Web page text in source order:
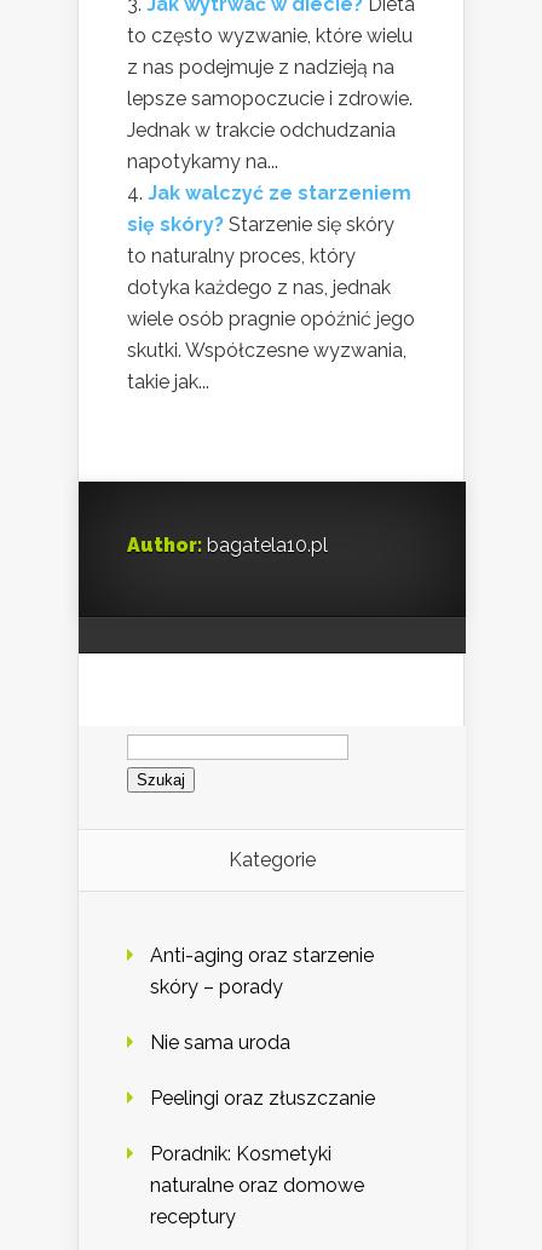
to często wyzwanie, które wielu
z nas podejmuje z nadzieją na
lepsze samopoczucie i zdrowie.
Jednak w trakcie odchudzania
napotykamy na...
Jak walczyć ze starzeniem
się skóry? Starzenie się skóry
to naturalny proces, który
dotyka każdego z nas, jednak
wiele osób pragnie opóźnić jego
skutki. Współczesne wyzwania,
takie jak...
Author: bagatela10.pl
Szukaj:
Kategorie
Anti-aging oraz starzenie
skóry – porady
Nie sama uroda
Peelingi oraz złuszczanie
Poradnik: Kosmetyki
naturalne oraz domowe
receptury